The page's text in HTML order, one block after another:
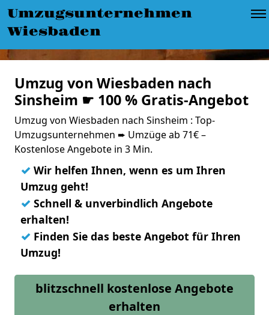
Umzugsunternehmen
Wiesbaden
Umzug von Wiesbaden nach
Sinsheim ☛ 100 % Gratis-Angebot
Umzug von Wiesbaden nach Sinsheim : Top-
Umzugsunternehmen ➨ Umzüge ab 71€ –
Kostenlose Angebote in 3 Min.
✓ Wir helfen Ihnen, wenn es um Ihren
Umzug geht!
✓ Schnell & unverbindlich Angebote
erhalten!
✓ Finden Sie das beste Angebot für Ihren
Umzug!
blitzschnell kostenlose Angebote
erhalten